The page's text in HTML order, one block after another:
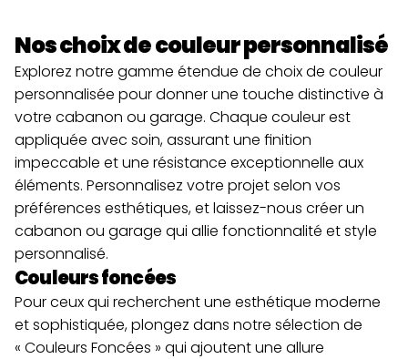
Nos choix de couleur personnalisé
Explorez notre gamme étendue de choix de couleur
personnalisée pour donner une touche distinctive à
votre cabanon ou garage. Chaque couleur est
appliquée avec soin, assurant une finition
impeccable et une résistance exceptionnelle aux
éléments. Personnalisez votre projet selon vos
préférences esthétiques, et laissez-nous créer un
cabanon ou garage qui allie fonctionnalité et style
personnalisé.
Couleurs foncées
Pour ceux qui recherchent une esthétique moderne
et sophistiquée, plongez dans notre sélection de
« Couleurs Foncées » qui ajoutent une allure